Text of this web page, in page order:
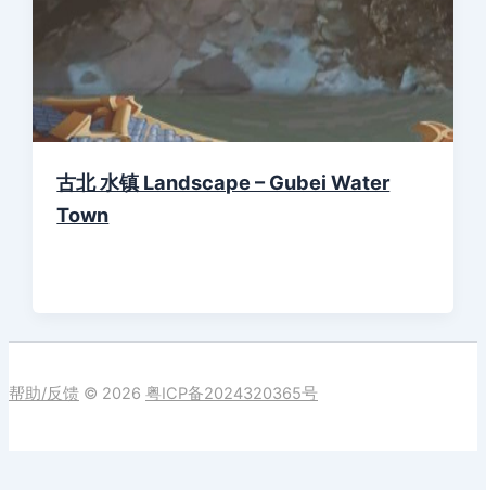
古北 水镇 Landscape – Gubei Water
Town
帮助/反馈 © 2026 粤ICP备2024320365号